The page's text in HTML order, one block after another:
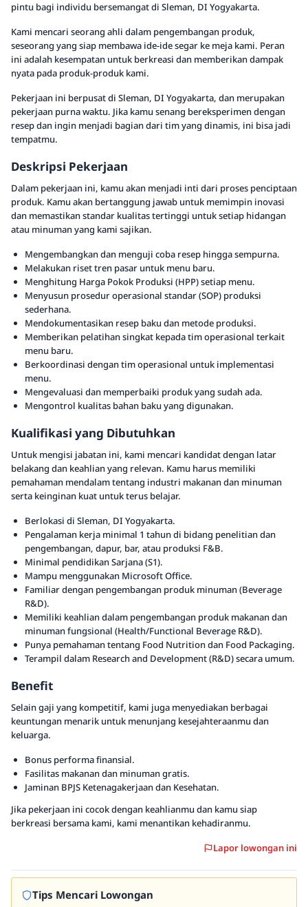
pintu bagi individu bersemangat di Sleman, DI Yogyakarta.
Kami mencari seorang ahli dalam pengembangan produk,
seseorang yang siap membawa ide-ide segar ke meja kami. Peran
ini adalah kesempatan untuk berkreasi dan memberikan dampak
nyata pada produk-produk kami.
Pekerjaan ini berpusat di Sleman, DI Yogyakarta, dan merupakan
pekerjaan purna waktu. Jika kamu senang bereksperimen dengan
resep dan ingin menjadi bagian dari tim yang dinamis, ini bisa jadi
tempatmu.
Deskripsi Pekerjaan
Dalam pekerjaan ini, kamu akan menjadi inti dari proses penciptaan
produk. Kamu akan bertanggung jawab untuk memimpin inovasi
dan memastikan standar kualitas tertinggi untuk setiap hidangan
atau minuman yang kami sajikan.
Mengembangkan dan menguji coba resep hingga sempurna.
Melakukan riset tren pasar untuk menu baru.
Menghitung Harga Pokok Produksi (HPP) setiap menu.
Menyusun prosedur operasional standar (SOP) produksi
sederhana.
Mendokumentasikan resep baku dan metode produksi.
Memberikan pelatihan singkat kepada tim operasional terkait
menu baru.
Berkoordinasi dengan tim operasional untuk implementasi
menu.
Mengevaluasi dan memperbaiki produk yang sudah ada.
Mengontrol kualitas bahan baku yang digunakan.
Kualifikasi yang Dibutuhkan
Untuk mengisi jabatan ini, kami mencari kandidat dengan latar
belakang dan keahlian yang relevan. Kamu harus memiliki
pemahaman mendalam tentang industri makanan dan minuman
serta keinginan kuat untuk terus belajar.
Berlokasi di Sleman, DI Yogyakarta.
Pengalaman kerja minimal 1 tahun di bidang penelitian dan
pengembangan, dapur, bar, atau produksi F&B.
Minimal pendidikan Sarjana (S1).
Mampu menggunakan Microsoft Office.
Familiar dengan pengembangan produk minuman (Beverage
R&D).
Memiliki keahlian dalam pengembangan produk makanan dan
minuman fungsional (Health/Functional Beverage R&D).
Punya pemahaman tentang Food Nutrition dan Food Packaging.
Terampil dalam Research and Development (R&D) secara umum.
Benefit
Selain gaji yang kompetitif, kami juga menyediakan berbagai
keuntungan menarik untuk menunjang kesejahteraanmu dan
keluarga.
Bonus performa finansial.
Fasilitas makanan dan minuman gratis.
Jaminan BPJS Ketenagakerjaan dan Kesehatan.
Jika pekerjaan ini cocok dengan keahlianmu dan kamu siap
berkreasi bersama kami, kami menantikan kehadiranmu.
Lapor lowongan ini
Tips Mencari Lowongan